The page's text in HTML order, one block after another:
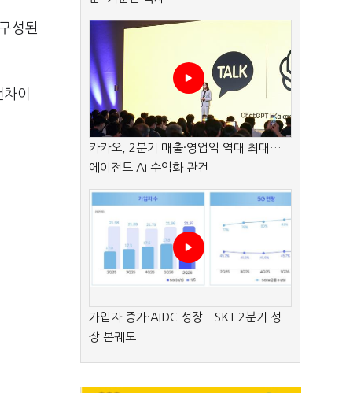
성된
이
카카오, 2분기 매출·영업익 역대 최대…
에이전트 AI 수익화 관건
가입자 증가·AIDC 성장…SKT 2분기 성
장 본궤도